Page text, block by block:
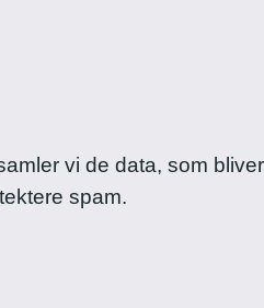
vi de data, som
spam.